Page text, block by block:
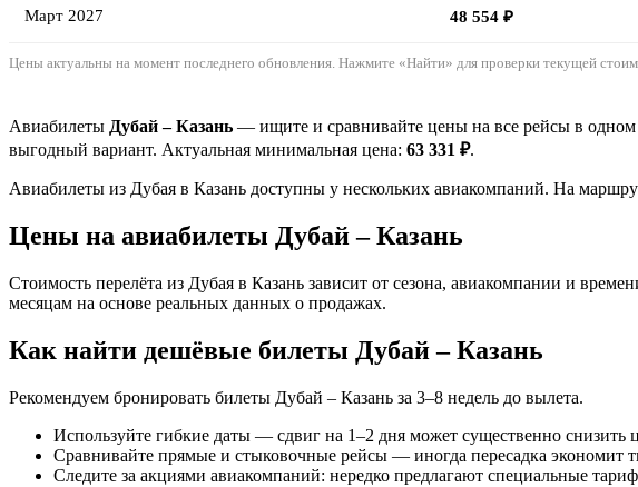
Март 2027 48 554 ₽
Цены актуальны на момент последнего обновления. Нажмите «Найти» для проверки текущей
Авиабилеты Дубай – Казань — ищите и сравнивайте цены на все рейсы в одном
выгодный вариант. Актуальная минимальная цена: 63 331 ₽.
Авиабилеты из Дубая в Казань доступны у нескольких авиакомпаний. На
Цены на авиабилеты Дубай – Казань
Стоимость перелёта из Дубая в Казань зависит от сезона, авиакомпании и
месяцам на основе реальных данных о продажах.
Как найти дешёвые билеты Дубай – Казань
Рекомендуем бронировать билеты Дубай – Казань за 3–8 недель до вылета.
Используйте гибкие даты — сдвиг на 1–2 дня может существенно снизить
Сравнивайте прямые и стыковочные рейсы — иногда пересадка экономит
Следите за акциями авиакомпаний: нередко предлагают специальные